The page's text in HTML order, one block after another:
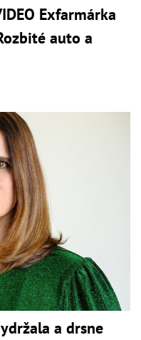
Exfarmárka
auto a
a drsne